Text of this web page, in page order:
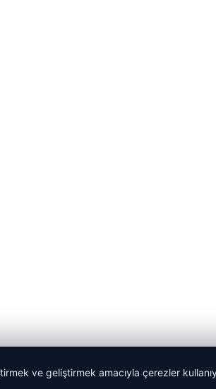
ve geliştirmek amacıyla çerezler